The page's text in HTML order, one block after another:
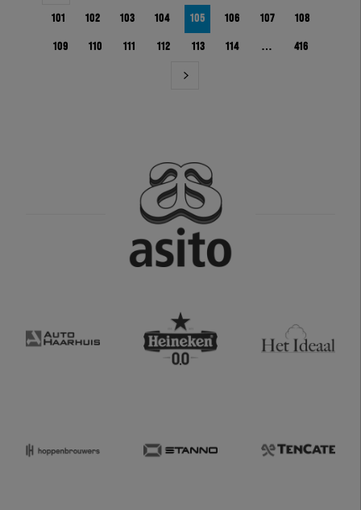
101 102 103 104 105 106 107 108
109 110 111 112 113 114 … 416